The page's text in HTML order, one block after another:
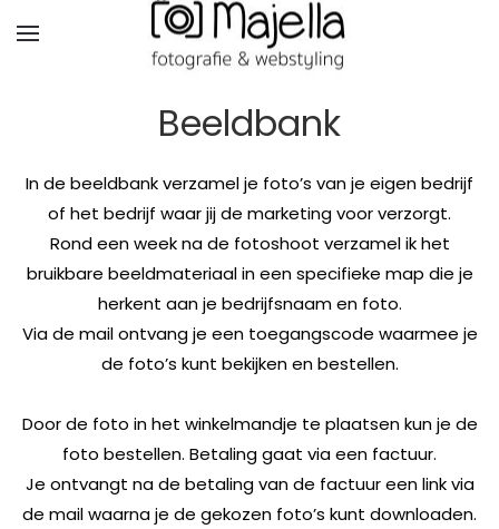
Beeldbank
In de beeldbank verzamel je foto’s van je eigen bedrijf
of het bedrijf waar jij de marketing voor verzorgt.
Rond een week na de fotoshoot verzamel ik het
bruikbare beeldmateriaal in een specifieke map die je
herkent aan je bedrijfsnaam en foto.
Via de mail ontvang je een toegangscode waarmee je
de foto’s kunt bekijken en bestellen.
Door de foto in het winkelmandje te plaatsen kun je de
foto bestellen. Betaling gaat via een factuur.
Je ontvangt na de betaling van de factuur een link via
de mail waarna je de gekozen foto’s kunt downloaden.